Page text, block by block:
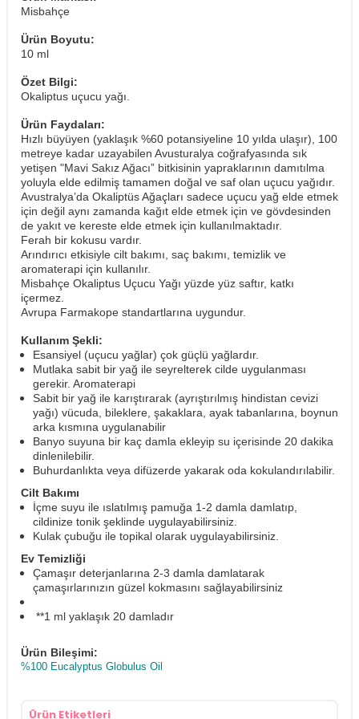
Misbahçe
Ürün Boyutu:
10 ml
Özet Bilgi:
Okaliptus uçucu yağı.
Ürün Faydaları:
Hızlı büyüyen (yaklaşık %60 potansiyeline 10 yılda ulaşır), 100
metreye kadar uzayabilen Avusturalya coğrafyasında sık
yetişen "Mavi Sakız Ağacı” bitkisinin yapraklarının damıtılma
yoluyla elde edilmiş tamamen doğal ve saf olan uçucu yağıdır.
Avustralya’da Okaliptüs Ağaçları sadece uçucu yağ elde etmek
için değil aynı zamanda kağıt elde etmek için ve gövdesinden
de yakıt ve kereste elde etmek için kullanılmaktadır.
Ferah bir kokusu vardır.
Arındırıcı etkisiyle cilt bakımı, saç bakımı, temizlik ve
aromaterapi için kullanılır.
Misbahçe Okaliptus Uçucu Yağı yüzde yüz saftır, katkı
içermez.
Avrupa Farmakope standartlarına uygundur.
Kullanım Şekli:
Esansiyel (uçucu yağlar) çok güçlü yağlardır.
Mutlaka sabit bir yağ ile seyrelterek cilde uygulanması
gerekir. Aromaterapi
Sabit bir yağ ile karıştırarak (ayrıştırılmış hindistan cevizi
yağı) vücuda, bileklere, şakaklara, ayak tabanlarına, boynun
arka kısmına uygulanabilir
Banyo suyuna bir kaç damla ekleyip su içerisinde 20 dakika
dinlenilebilir.
Buhurdanlıkta veya difüzerde yakarak oda kokulandırılabilir.
Cilt Bakımı
İçme suyu ile ıslatılmış pamuğa 1-2 damla damlatıp,
cildinize tonik şeklinde uygulayabilirsiniz.
Kulak çubuğu ile topikal olarak uygulayabilirsiniz.
Ev Temizliği
Çamaşır deterjanlarına 2-3 damla damlatarak
çamaşırlarınızın güzel kokmasını sağlayabilirsiniz
**1 ml yaklaşık 20 damladır
Ürün Bileşimi:
%100 Eucalyptus Globulus Oil
Ürün Etiketleri